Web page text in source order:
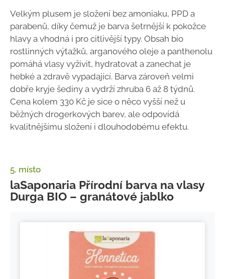
Velkým plusem je složení bez amoniaku, PPD a
parabenů, díky čemuž je barva šetrnější k pokožce
hlavy a vhodná i pro citlivější typy. Obsah bio
rostlinných výtažků, arganového oleje a panthenolu
pomáhá vlasy vyživit, hydratovat a zanechat je
hebké a zdravě vypadající. Barva zároveň velmi
dobře kryje šediny a vydrží zhruba 6 až 8 týdnů.
Cena kolem 330 Kč je sice o něco vyšší než u
běžných drogerkových barev, ale odpovídá
kvalitnějšímu složení i dlouhodobému efektu.
5. místo
laSaponaria Přírodní barva na vlasy
Durga BIO – granátové jablko